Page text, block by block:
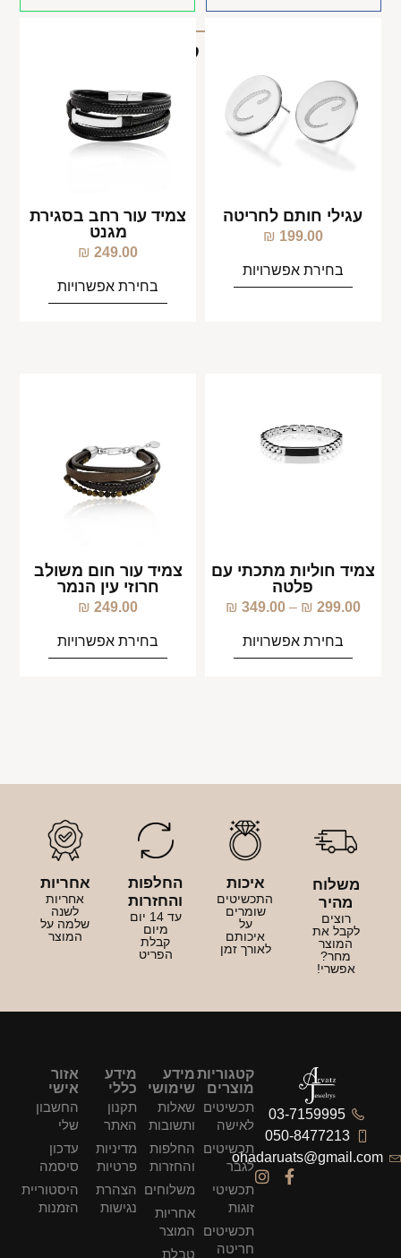
מוצרים קשורים
עגילי חותם לחריטה
199.00
₪
בחירת אפשרויות
צמיד עור רחב בסגירת
מגנט
249.00
₪
בחירת אפשרויות
צמיד חוליות מתכתי עם
פלטה
299.00
₪
–
349.00
₪
בחירת אפשרויות
צמיד עור חום משולב
חרוזי עין הנמר
249.00
₪
בחירת אפשרויות
משלוח
מהיר
רוצים
לקבל את
המוצר
מחר?
אפשרי!
איכות
התכשיטים
שומרים
על
איכותם
לאורך זמן
החלפות
והחזרות
עד 14 יום
מיום
קבלת
הפריט
אחריות
אחריות
לשנה
שלמה על
המוצר
03-7159995
050-8477213
ohadaruats@gmail.com
קטגוריות
מוצרים
תכשיטים
לאישה
תכשיטים
לגבר
תכשיטי
זוגות
תכשיטים
חריטה
מידע
שימושי
שאלות
ותשובות
החלפות
והחזרות
משלוחים
אחריות
המוצר
טבלת
מידע
כללי
תקנון
האתר
מדיניות
פרטיות
הצהרת
נגישות
אזור
אישי
החשבון
שלי
עדכון
סיסמה
היסטוריית
הזמנות